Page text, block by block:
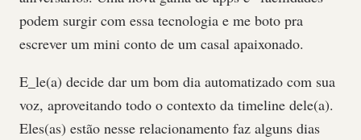
podem surgir com essa tecnologia e me boto pra
escrever um mini conto de um casal apaixonado.
E_le(a) decide dar um bom dia automatizado com sua
voz, aproveitando todo o contexto da timeline dele(a).
Eles(as) estão nesse relacionamento faz alguns dias